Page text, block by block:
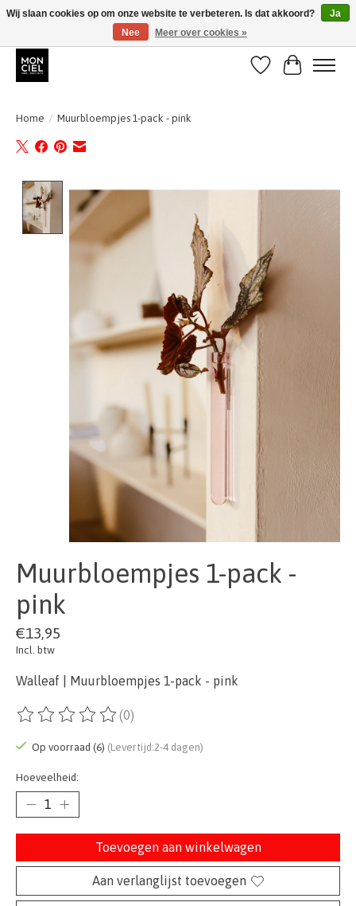
BE + NL : GRATIS VERZENDING van 31/07 t;e.m. 17/8
Verlanglijst
Home / Muurbloempjes 1-pack - pink
Product image slideshow Items
Muurbloempjes 1-pack -
pink
€13,95
Incl. btw
Walleaf | Muurbloempjes 1-pack - pink
De beoordeling van dit product is
(0)
Op voorraad (6) (Levertijd:2-4 dagen)
Hoeveelheid:
Toevoegen aan winkelwagen
Aan verlanglijst toevoegen
Wij slaan cookies op om onze website te verbeteren. Is dat akkoord?
Ja
Nee
Meer over cookies »